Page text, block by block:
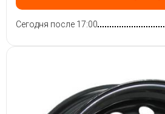
Сегодня после 17:00